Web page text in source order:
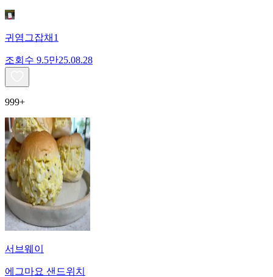
귀염그잡채1
조회수 9.5만25.08.28
999+
서브웨이
에그마요 샌드위치